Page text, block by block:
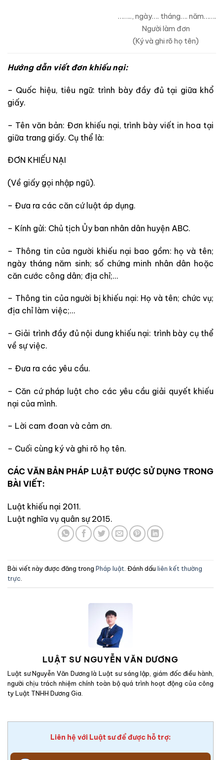
…….., ngày…. tháng…. năm…….
Người làm đơn
(Ký và ghi rõ họ tên)
Hướng dẫn viết đơn khiếu nại:
– Quốc hiệu, tiêu ngữ: trình bày đầy đủ tại giữa khổ
giấy.
– Tên văn bản: Đơn khiếu nại, trình bày viết in hoa tại
giữa trang giấy. Cụ thể là:
ĐƠN KHIẾU NẠI
(Về giấy gọi nhập ngũ).
– Đưa ra các căn cứ luật áp dụng.
– Kính gửi: Chủ tịch Ủy ban nhân dân huyện ABC.
– Thông tin của người khiếu nại bao gồm: họ và tên;
ngày tháng năm sinh; số chứng minh nhân dân hoặc
căn cước công dân; địa chỉ;…
– Thông tin của người bị khiếu nại: Họ và tên; chức vụ;
địa chỉ làm việc;…
– Giải trình đầy đủ nội dung khiếu nại: trình bày cụ thể
về sự việc.
– Đưa ra các yêu cầu.
– Căn cứ pháp luật cho các yêu cầu giải quyết khiếu
nại của mình.
– Lời cam đoan và cảm ơn.
– Cuối cùng ký và ghi rõ họ tên.
CÁC VĂN BẢN PHÁP LUẬT ĐƯỢC SỬ DỤNG TRONG
BÀI VIẾT:
Luật khiếu nại 2011.
Luật nghĩa vụ quân sự 2015.
Bài viết này được đăng trong Pháp luật. Đánh dấu liên kết thường
trực.
LUẬT SƯ NGUYỄN VĂN DƯƠNG
Luật sư Nguyễn Văn Dương là Luật sư sáng lập, giám đốc điều hành,
người chịu trách nhiệm chính toàn bộ quá trình hoạt động của công
ty Luật TNHH Dương Gia.
Liên hệ với Luật sư để được hỗ trợ: